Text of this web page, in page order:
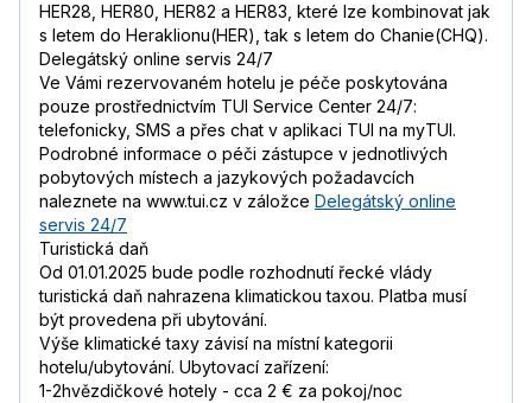
HER28, HER80, HER82 a HER83, které lze kombinovat jak
s letem do Heraklionu(HER), tak s letem do Chanie(CHQ).
Delegátský online servis 24/7
Ve Vámi rezervovaném hotelu je péče poskytována
pouze prostřednictvím TUI Service Center 24/7:
telefonicky, SMS a přes chat v aplikaci TUI na myTUI.
Podrobné informace o péči zástupce v jednotlivých
pobytových místech a jazykových požadavcích
naleznete na www.tui.cz v záložce Delegátský online
servis 24/7
Turistická daň
Od 01.01.2025 bude podle rozhodnutí řecké vlády
turistická daň nahrazena klimatickou taxou. Platba musí
být provedena při ubytování.
Výše klimatické taxy závisí na místní kategorii
hotelu/ubytování. Ubytovací zařízení:
1-2hvězdičkové hotely - cca 2 € za pokoj/noc